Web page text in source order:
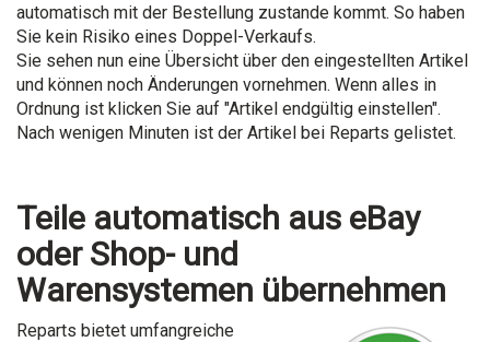
automatisch mit der Bestellung zustande kommt. So haben
Sie kein Risiko eines Doppel-Verkaufs.
Sie sehen nun eine Übersicht über den eingestellten Artikel
und können noch Änderungen vornehmen. Wenn alles in
Ordnung ist klicken Sie auf "Artikel endgültig einstellen".
Nach wenigen Minuten ist der Artikel bei Reparts gelistet.
Teile automatisch aus eBay
oder Shop- und
Warensystemen übernehmen
Reparts bietet umfangreiche